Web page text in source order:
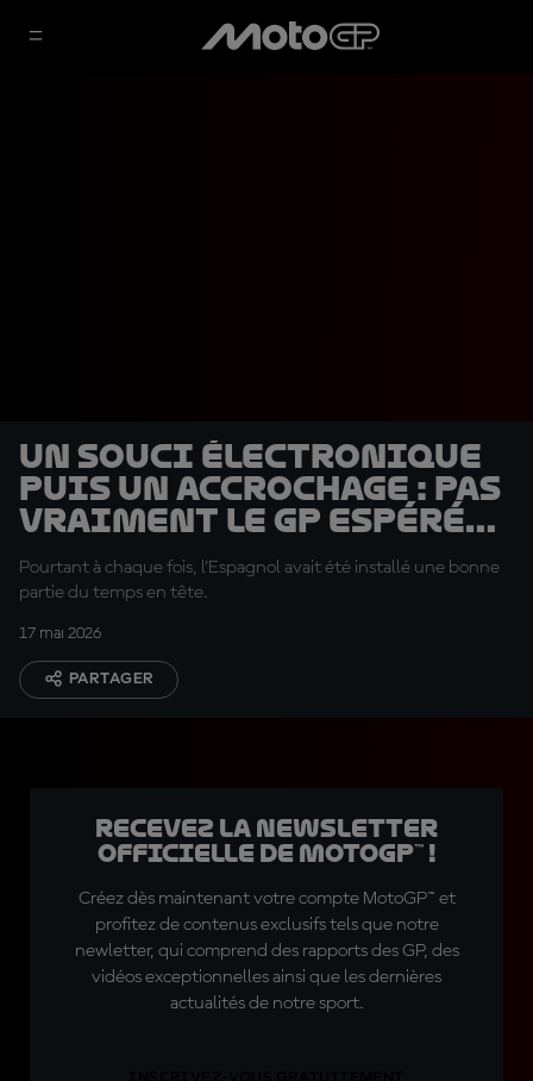
Un souci électronique
puis un accrochage : pas
vraiment le GP espéré
pour Acosta
Pourtant à chaque fois, l'Espagnol avait été installé une bonne
partie du temps en tête.
17 mai 2026
PARTAGER
Recevez la Newsletter
officielle de MotoGP™ !
Créez dès maintenant votre compte MotoGP™ et
profitez de contenus exclusifs tels que notre
newletter, qui comprend des rapports des GP, des
vidéos exceptionnelles ainsi que les dernières
actualités de notre sport.